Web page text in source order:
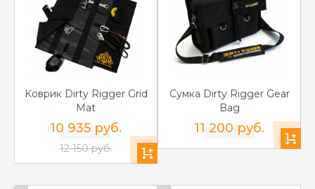
Коврик Dirty Rigger Grid
Mat
10 935 руб.
12 150 руб.
Сумка Dirty Rigger Gear
Bag
11 200 руб.